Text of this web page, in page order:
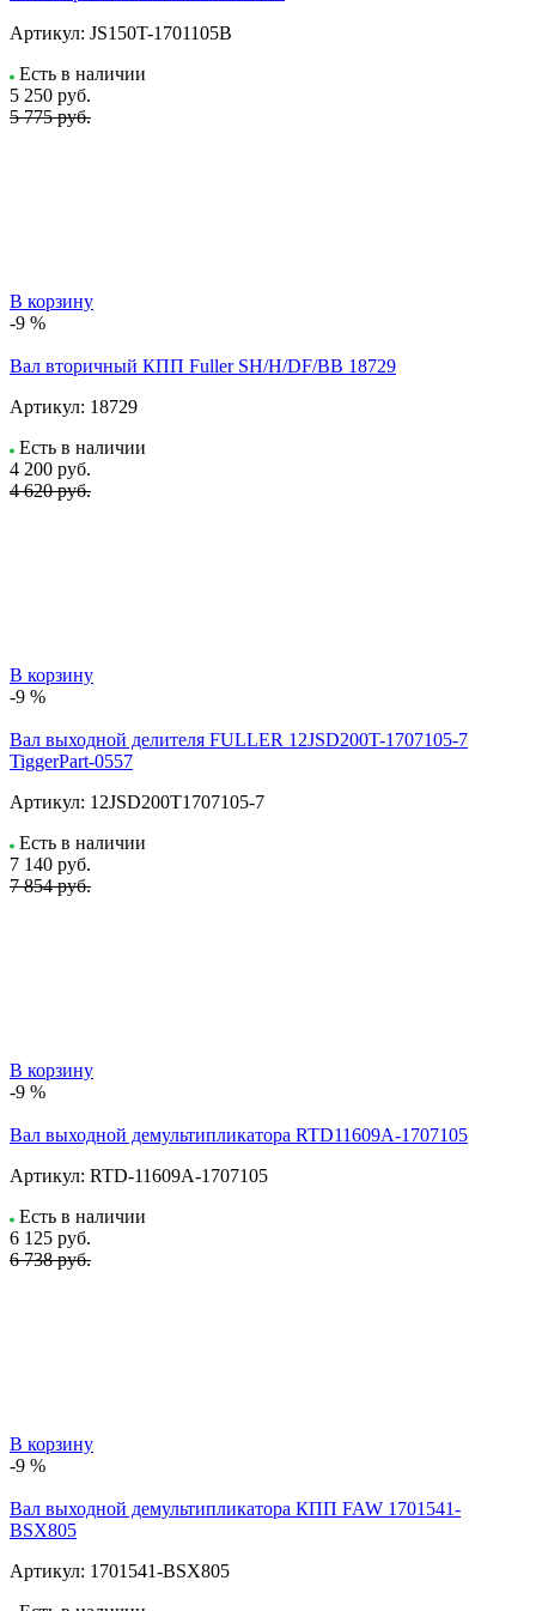
Артикул: JS150T-1701105B
Есть в наличии
5 250 руб.
5 775 руб.
В корзину
-9 %
Вал вторичный КПП Fuller SH/H/DF/BB 18729
Артикул: 18729
Есть в наличии
4 200 руб.
4 620 руб.
В корзину
-9 %
Вал выходной делителя FULLER 12JSD200T-1707105-7
TiggerPart-0557
Артикул: 12JSD200T1707105-7
Есть в наличии
7 140 руб.
7 854 руб.
В корзину
-9 %
Вал выходной демультипликатора RTD11609A-1707105
Артикул: RTD-11609A-1707105
Есть в наличии
6 125 руб.
6 738 руб.
В корзину
-9 %
Вал выходной демультипликатора КПП FAW 1701541-
BSX805
Артикул: 1701541-BSX805